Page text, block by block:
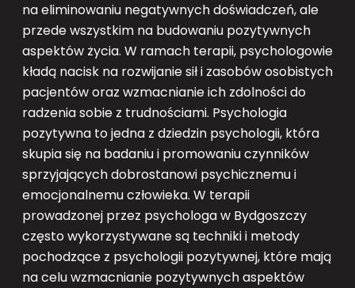
na eliminowaniu negatywnych doświadczeń, ale
przede wszystkim na budowaniu pozytywnych
aspektów życia. W ramach terapii, psychologowie
kładą nacisk na rozwijanie sił i zasobów osobistych
pacjentów oraz wzmacnianie ich zdolności do
radzenia sobie z trudnościami. Psychologia
pozytywna to jedna z dziedzin psychologii, która
skupia się na badaniu i promowaniu czynników
sprzyjających dobrostanowi psychicznemu i
emocjonalnemu człowieka. W terapii
prowadzonej przez psychologa w Bydgoszczy
często wykorzystywane są techniki i metody
pochodzące z psychologii pozytywnej, które mają
na celu wzmacnianie pozytywnych aspektów